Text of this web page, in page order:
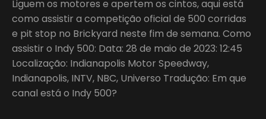
Liguem os motores e apertem os cintos, aqui está
como assistir a competição oficial de 500 corridas
e pit stop no Brickyard neste fim de semana. Como
assistir o Indy 500: Data: 28 de maio de 2023: 12:45
Localização: Indianapolis Motor Speedway,
Indianapolis, INTV, NBC, Universo Tradução: Em que
canal está o Indy 500?